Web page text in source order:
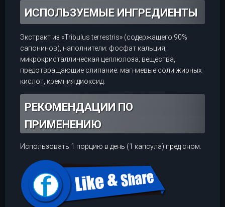
ИСПОЛЬЗУЕМЫЕ ИНГРЕДИЕНТЫ
Экстракт из «Tribulus terrestris» (содержащего 90%
сапонинов), наполнители: фосфат кальция,
микрокристаллическая целлюлоза; вещества,
предотвращающие слипание: магниевые соли жирных
кислот, кремния диоксид.
РЕКОМЕНДАЦИИ ПО
ПРИМЕНЕНИЮ
Использовать 1 порцию в день (1 капсула) пред сном.